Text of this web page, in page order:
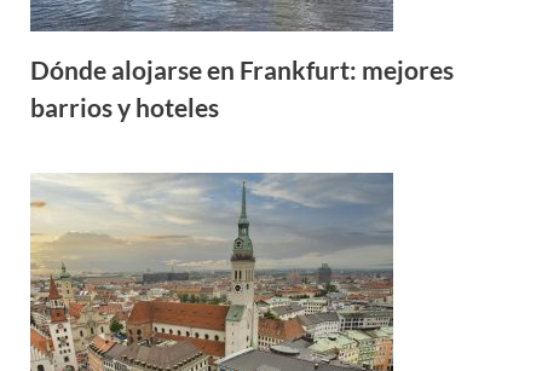
Dónde alojarse en Frankfurt: mejores
barrios y hoteles